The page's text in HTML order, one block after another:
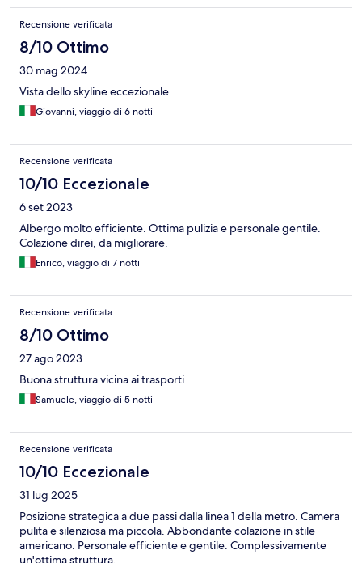
Recensione verificata
8/10 Ottimo
30 mag 2024
Vista dello skyline eccezionale
Giovanni, viaggio di 6 notti
Recensione verificata
10/10 Eccezionale
6 set 2023
Albergo molto efficiente. Ottima pulizia e personale gentile.
Colazione direi, da migliorare.
Enrico, viaggio di 7 notti
Recensione verificata
8/10 Ottimo
27 ago 2023
Buona struttura vicina ai trasporti
Samuele, viaggio di 5 notti
Recensione verificata
10/10 Eccezionale
31 lug 2025
Posizione strategica a due passi dalla linea 1 della metro. Camera
pulita e silenziosa ma piccola. Abbondante colazione in stile
americano. Personale efficiente e gentile. Complessivamente
un'ottima struttura.